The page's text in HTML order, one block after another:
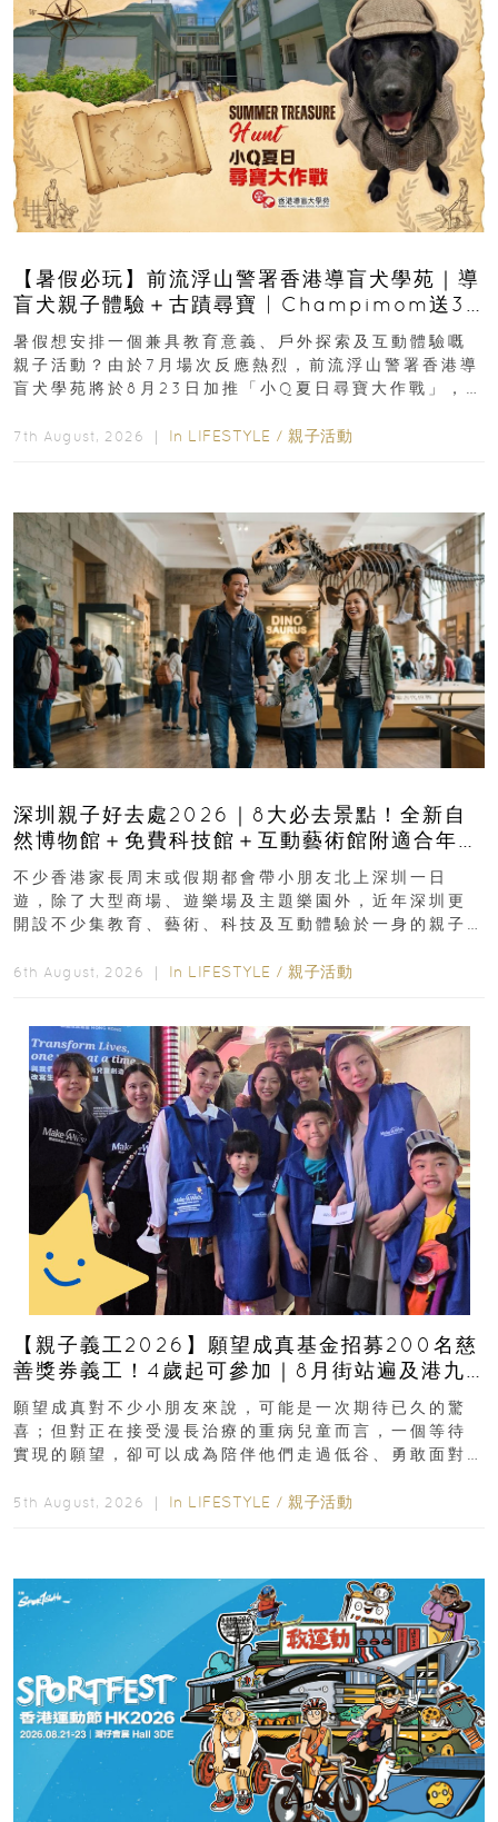
【暑假必玩】前流浮山警署香港導盲犬學苑｜導
盲犬親子體驗＋古蹟尋寶 | Champimom送3
組免費名額
暑假想安排一個兼具教育意義、戶外探索及互動體驗嘅
親子活動？由於7月場次反應熱烈，前流浮山警署香港導
盲犬學苑將於8月23日加推「小Q夏日尋寶大作戰」，家
7th August, 2026 ｜ In LIFESTYLE / 親子活動
深圳親子好去處2026｜8大必去景點！全新自
然博物館＋免費科技館＋互動藝術館附適合年
齡、交通、門票、開放時間
不少香港家長周末或假期都會帶小朋友北上深圳一日
遊，除了大型商場、遊樂場及主題樂園外，近年深圳更
開設不少集教育、藝術、科技及互動體驗於一身的親子
6th August, 2026 ｜ In LIFESTYLE / 親子活動
【親子義工2026】願望成真基金招募200名慈
善獎券義工！4歲起可參加｜8月街站遍及港九
新界
願望成真對不少小朋友來說，可能是一次期待已久的驚
喜；但對正在接受漫長治療的重病兒童而言，一個等待
實現的願望，卻可以成為陪伴他們走過低谷、勇敢面對
5th August, 2026 ｜ In LIFESTYLE / 親子活動